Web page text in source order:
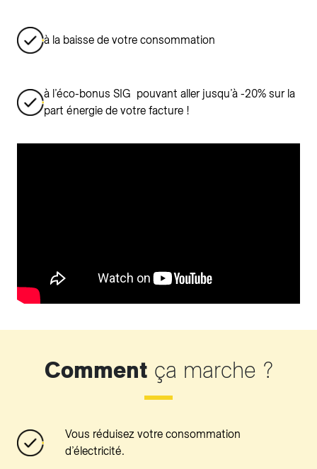
à la baisse de votre consommation
à l’éco-bonus SIG pouvant aller jusqu’à -20% sur la
part énergie de votre facture !
Comment ça marche ?
Vous réduisez votre consommation
d’électricité.